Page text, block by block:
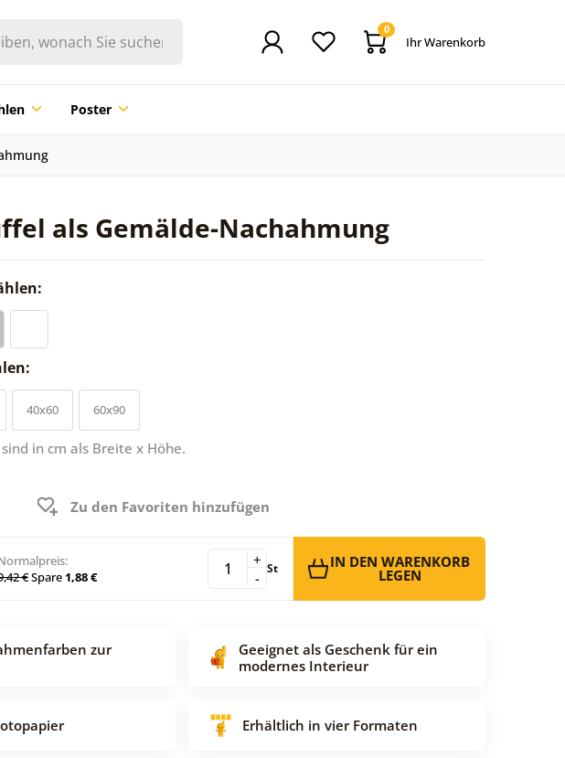
0
Ihr Warenkorb
Poster
als Gemälde-Nachahmung
40x60 60x90
in cm als Breite x Höhe.
Zu den Favoriten hinzufügen
€Spare 1,88 € -
+ St IN DEN WARENKORB
LEGEN
zur
Geeignet als Geschenk für ein
modernes Interieur
Erhältlich in vier Formaten